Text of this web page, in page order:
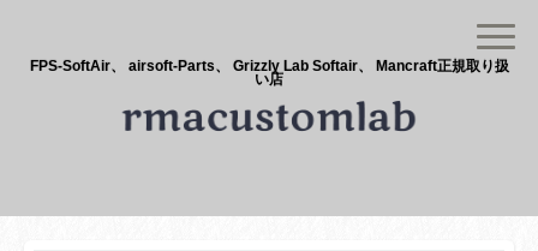
FPS-SoftAir、 airsoft-Parts、 Grizzly Lab Softair、 Mancraft正規取り扱
い店